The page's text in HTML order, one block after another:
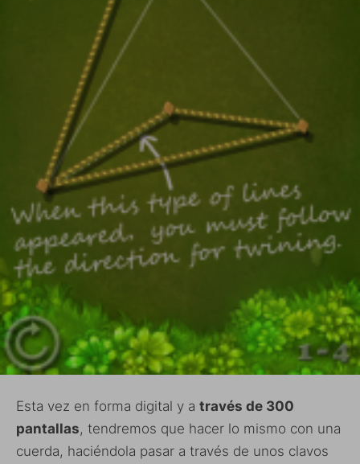
Esta vez en forma digital y a través de 300
pantallas, tendremos que hacer lo mismo con una
cuerda, haciéndola pasar a través de unos clavos